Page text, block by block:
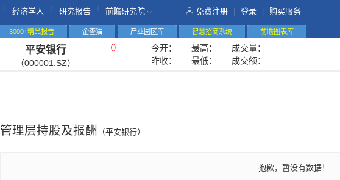
经济学人 研究报告 前瞻研究院 免费注册 登录 购买服务
3000+精品报告 企查猫 产业园区库 智慧招商系统 前瞻图表库
平安银行
（000001.SZ）
（） 今开： 最高：
成交量：
昨收：
最低： 成交额：
管理层持股及报酬 （平安银行）
抱歉，暂没有数据！